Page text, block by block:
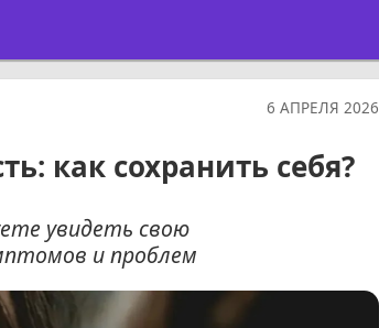
6 АПРЕЛЯ 2026
как сохранить себя?
увидеть свою
и проблем